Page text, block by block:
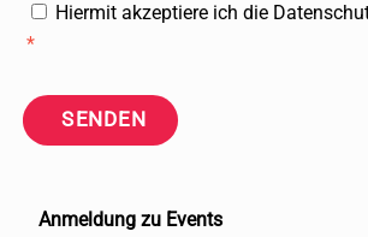
Hiermit akzeptiere ich die
*
SENDEN
Anmeldung zu Events